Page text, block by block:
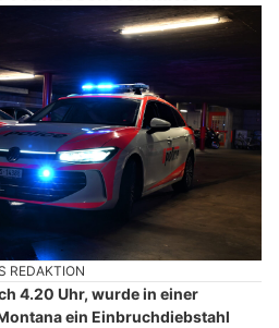
REDAKTION
4.20 Uhr, wurde in einer
ein Einbruchdiebstahl